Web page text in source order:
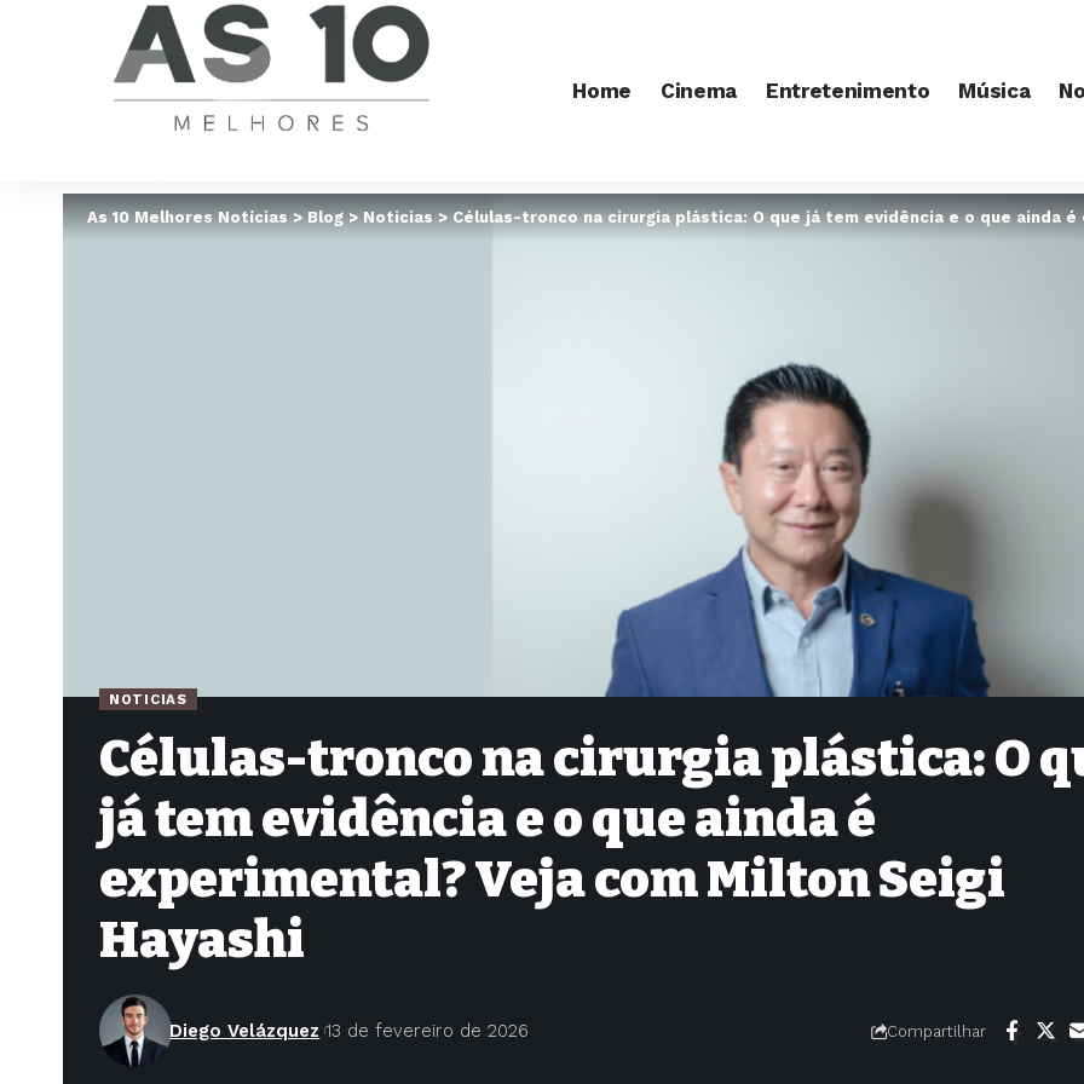
Home Cinema Entretenimento Música
As 10 Melhores Notícias>Blog>Noticias>Células-tronco na cirurgia plástica: O que já tem evidência e o que ainda
NOTICIAS
Células-tronco na cirurgia plástica: O
já tem evidência e o que ainda é
experimental? Veja com Milton Seigi
Hayashi
Diego Velázquez 13 de fevereiro de 2026 Compartilhar